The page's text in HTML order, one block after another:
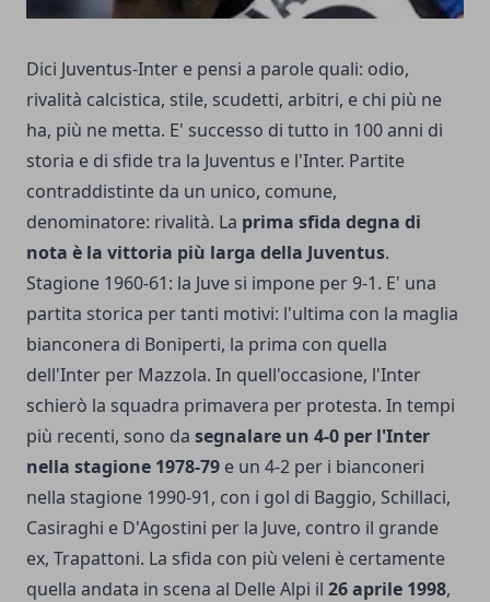
Dici Juventus-Inter e pensi a parole quali: odio,
rivalità calcistica, stile, scudetti, arbitri, e chi più ne
ha, più ne metta. E' successo di tutto in 100 anni di
storia e di sfide tra la Juventus e l'Inter. Partite
contraddistinte da un unico, comune,
denominatore: rivalità. La prima sfida degna di
nota è la vittoria più larga della Juventus.
Stagione 1960-61: la Juve si impone per 9-1. E' una
partita storica per tanti motivi: l'ultima con la maglia
bianconera di Boniperti, la prima con quella
dell'Inter per Mazzola. In quell'occasione, l'Inter
schierò la squadra primavera per protesta. In tempi
più recenti, sono da segnalare un 4-0 per l'Inter
nella stagione 1978-79 e un 4-2 per i bianconeri
nella stagione 1990-91, con i gol di Baggio, Schillaci,
Casiraghi e D'Agostini per la Juve, contro il grande
ex, Trapattoni. La sfida con più veleni è certamente
quella andata in scena al Delle Alpi il 26 aprile 1998,